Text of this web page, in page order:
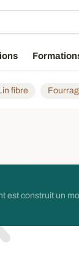
fibre
est construit un